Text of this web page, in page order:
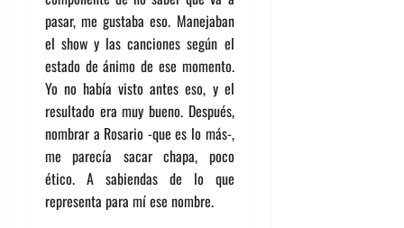
pasar, me gustaba eso. Manejaban
el show y las canciones según el
estado de ánimo de ese momento.
Yo no había visto antes eso, y el
resultado era muy bueno. Después,
nombrar a Rosario -que es lo más-,
me parecía sacar chapa, poco
ético. A sabiendas de lo que
representa para mí ese nombre.